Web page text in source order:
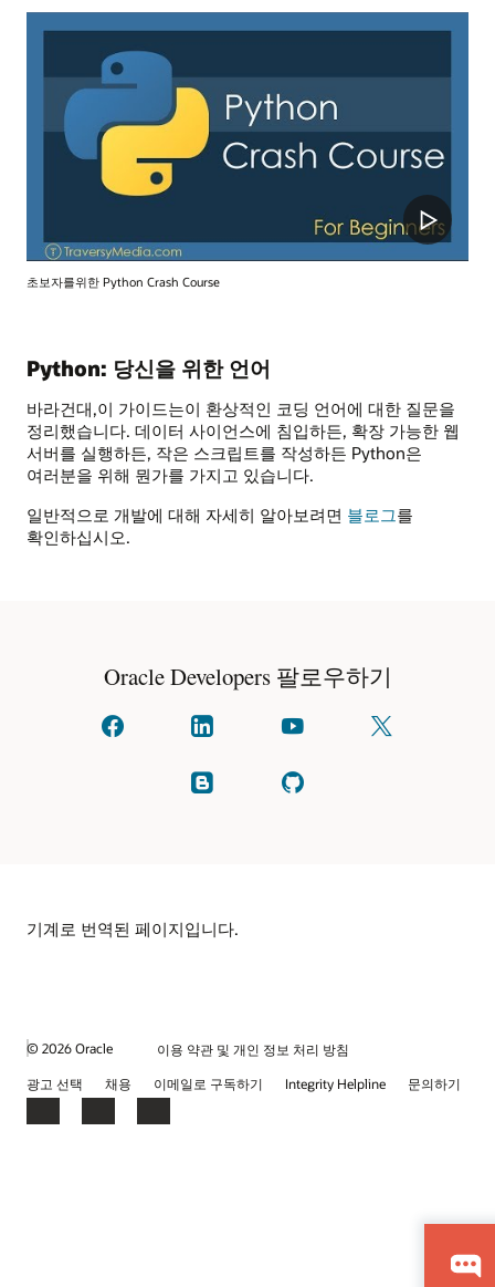
초보자를위한 Python Crash Course
Python: 당신을 위한 언어
바라건대,이 가이드는이 환상적인 코딩 언어에 대한 질문을
정리했습니다. 데이터 사이언스에 침입하든, 확장 가능한 웹
서버를 실행하든, 작은 스크립트를 작성하든 Python은
여러분을 위해 뭔가를 가지고 있습니다.
일반적으로 개발에 대해 자세히 알아보려면 블로그를
확인하십시오.
Oracle Developers 팔로우하기
페이스북에 linkedIn에서 YouTube에서X에서
블로그 GitHub에서
기계로 번역된 페이지입니다.
© 2026 Oracle
이용 약관 및 개인 정보 처리 방침
광고 선택
채용 이메일로 구독하기 Integrity Helpline 문의하기
FacebookLinkedInYouTube